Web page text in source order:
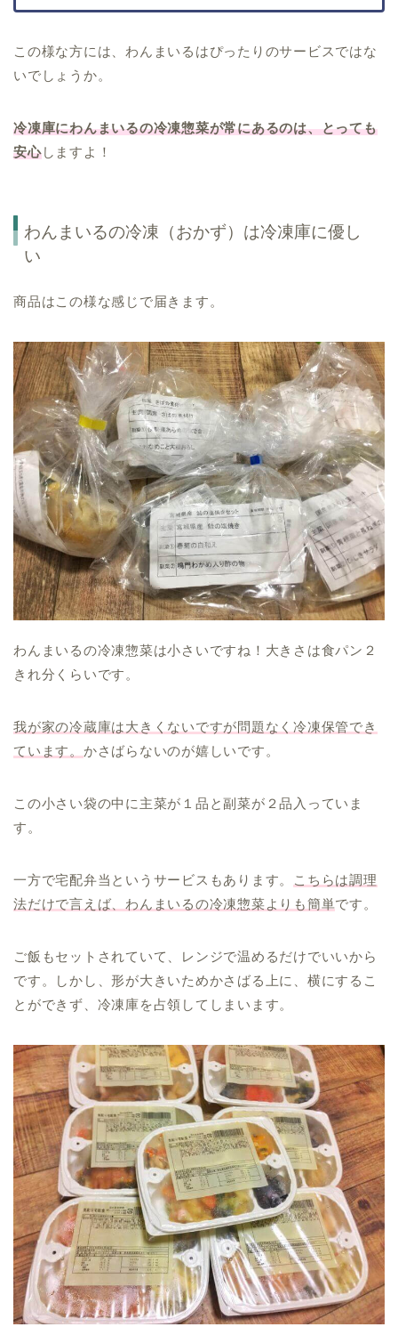
この様な方には、わんまいるはぴったりのサービスではな
いでしょうか。
冷凍庫にわんまいるの冷凍惣菜が常にあるのは、とっても
安心しますよ！
わんまいるの冷凍（おかず）は冷凍庫に優し
い
商品はこの様な感じで届きます。
わんまいるの冷凍惣菜は小さいですね！大きさは食パン２
きれ分くらいです。
我が家の冷蔵庫は大きくないですが問題なく冷凍保管でき
ています。 かさばらないのが嬉しいです。
この小さい袋の中に主菜が１品と副菜が２品入っていま
す。
一方で宅配弁当というサービスもあります。
こちらは調理
法だけで言えば、わんまいるの冷凍惣菜よりも簡単です。
ご飯もセットされていて、レンジで温めるだけでいいから
です。しかし、形が大きいためかさばる上に、横にするこ
とができず、冷凍庫を占領してしまいます。